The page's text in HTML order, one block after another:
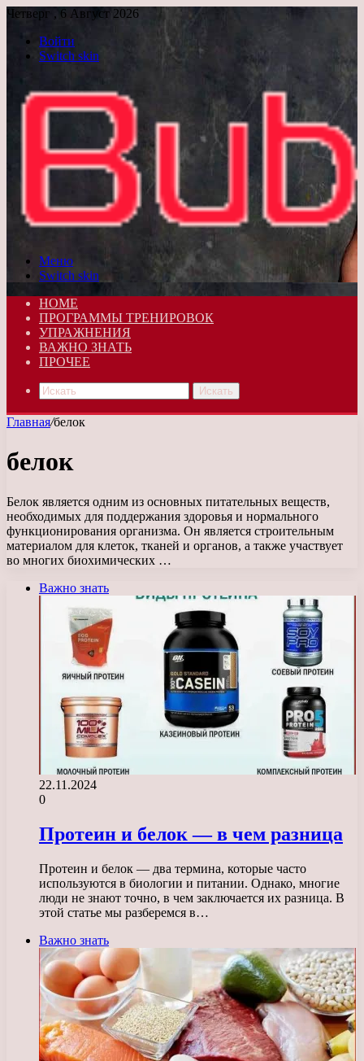
Четверг , 6 Август 2026
Войти
Switch skin
Меню
Switch skin
HOME
ПРОГРАММЫ ТРЕНИРОВОК
УПРАЖНЕНИЯ
ВАЖНО ЗНАТЬ
ПРОЧЕЕ
Искать
Главная/белок
белок
Белок является одним из основных питательных веществ,
необходимых для поддержания здоровья и нормального
функционирования организма. Он является строительным
материалом для клеток, тканей и органов, а также участвует
во многих биохимических …
Важно знать
22.11.2024
0
Протеин и белок — в чем разница
Протеин и белок — два термина, которые часто
используются в биологии и питании. Однако, многие
люди не знают точно, в чем заключается их разница. В
этой статье мы разберемся в…
Важно знать